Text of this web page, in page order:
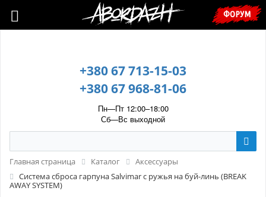
🇺🇦 У зв’язку з воєнним станом, прохання уточнювати ціну та
наявність у менеджера. 🇺🇦
+380 67 713-15-03
+380 67 968-81-06
Пн—Пт 12:00–18:00
Сб—Вс выходной
ФОРУМ
Главная страница Каталог
Аксессуары
Система сброса гарпуна Salvimar с ружья на буй-линь (BREAK
AWAY SYSTEM)